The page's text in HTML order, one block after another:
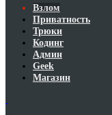
Взлом
Приватность
Трюки
Кодинг
Админ
Geek
Магазин